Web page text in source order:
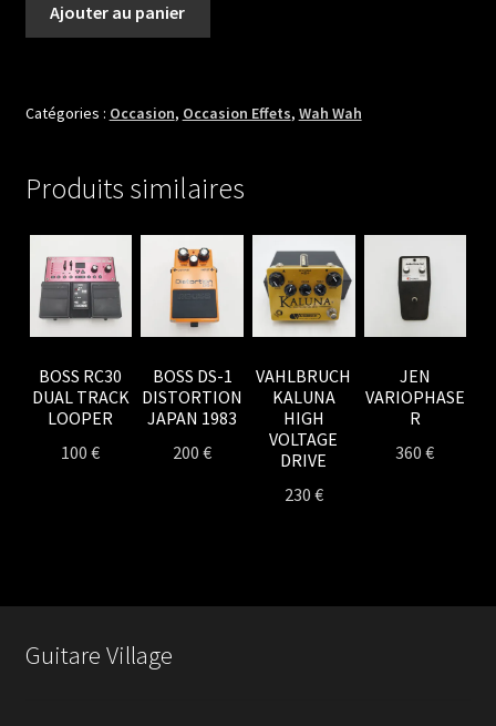
SERIES
Ajouter au panier
Catégories : Occasion, Occasion Effets, Wah Wah
Produits similaires
BOSS RC30
DUAL TRACK
LOOPER
100€
BOSS DS-1
DISTORTION
JAPAN 1983
200€
VAHLBRUCH
KALUNA
HIGH
VOLTAGE
DRIVE
230 €
JEN
VARIOPHASE
R
360€
Guitare Village